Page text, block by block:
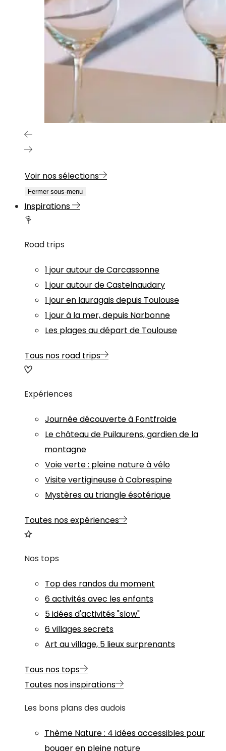
Voir nos sélections
Fermer sous-menu
Inspirations
Road trips
1 jour autour de Carcassonne
1 jour autour de Castelnaudary
1 jour en lauragais depuis Toulouse
1 jour à la mer, depuis Narbonne
Les plages au départ de Toulouse
Tous nos road trips
Expériences
Journée découverte à Fontfroide
Le château de Puilaurens, gardien de la
montagne
Voie verte : pleine nature à vélo
Visite vertigineuse à Cabrespine
Mystères au triangle ésotérique
Toutes nos expériences
Nos tops
Top des randos du moment
6 activités avec les enfants
5 idées d'activités "slow"
6 villages secrets
Art au village, 5 lieux surprenants
Tous nos tops
Toutes nos inspirations
Les bons plans des audois
Thème Nature: 4 idées accessibles pour
bouger en pleine nature